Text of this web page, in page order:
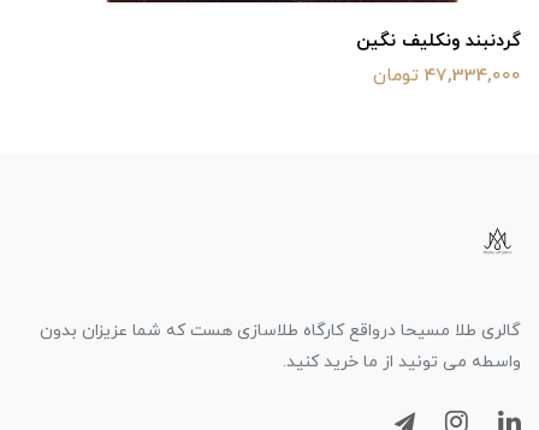
گردنبند ونکلیف نگین
47,334,000 تومان
گالری طلا مسیحا درواقع کارگاه طلاسازی هست که شما عزیزان بدون
واسطه می تونید از ما خرید کنید.